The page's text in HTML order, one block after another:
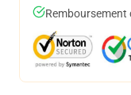
Remboursement